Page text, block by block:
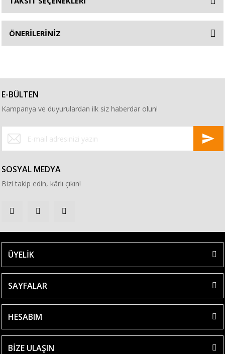
ÖNERİLERİNİZ
E-BÜLTEN
Kampanya ve duyurulardan ilk siz haberdar olun!
SOSYAL MEDYA
Bizi takip edin, kârlı çıkın!
ÜYELİK
SAYFALAR
HESABIM
BİZE ULAŞIN